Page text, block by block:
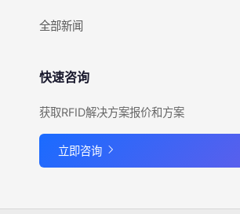
全部新闻
快速咨询
获取RFID解决方案报价和方案
立即咨询